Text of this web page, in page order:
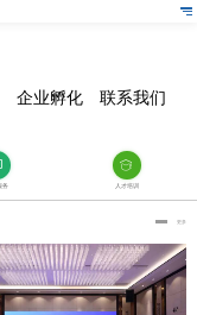
企业孵化 联系我们
务 人才培训
更多